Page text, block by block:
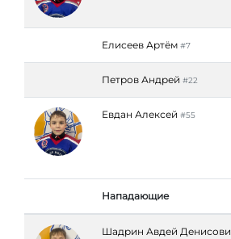
Елисеев Артём #7
Петров Андрей #22
Евдан Алексей #55
Нападающие
Шадрин Авдей